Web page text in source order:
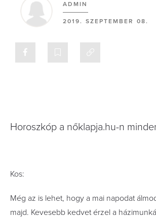
ADMIN
2019. SZEPTEMBER 08.
Horoszkóp a nőklapja.hu-n
Kos:
Még az is lehet, hogy a mai napodat
majd. Kevesebb kedvet érzel a